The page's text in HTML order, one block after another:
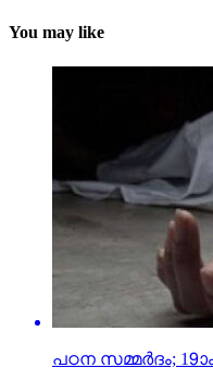
You may like
പഠന സമ്മര്‍ദം;